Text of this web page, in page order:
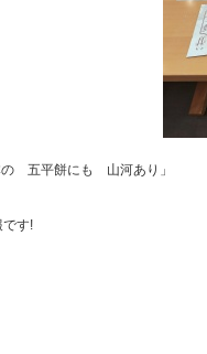
の 五平餅にも 山河あり」
です!